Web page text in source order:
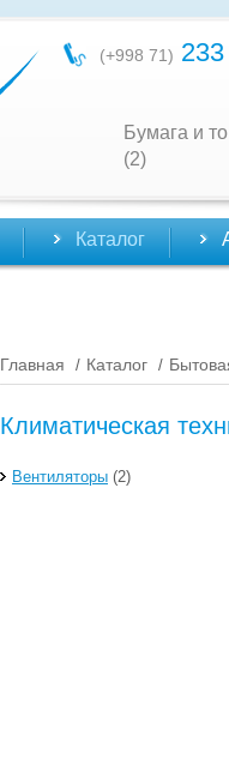
(+998 71)
Бумага и
(2)
Каталог
Главная / Каталог /
Климатическая
Вентиляторы (2)